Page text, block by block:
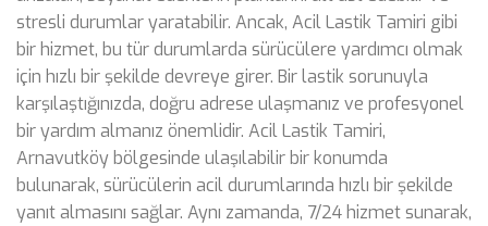
stresli durumlar yaratabilir. Ancak, Acil Lastik Tamiri gibi
bir hizmet, bu tür durumlarda sürücülere yardımcı olmak
için hızlı bir şekilde devreye girer. Bir lastik sorunuyla
karşılaştığınızda, doğru adrese ulaşmanız ve profesyonel
bir yardım almanız önemlidir. Acil Lastik Tamiri,
Arnavutköy bölgesinde ulaşılabilir bir konumda
bulunarak, sürücülerin acil durumlarında hızlı bir şekilde
yanıt almasını sağlar. Aynı zamanda, 7/24 hizmet sunarak,